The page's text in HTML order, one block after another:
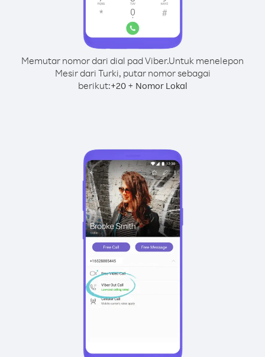
Memutar nomor dari dial pad Viber.Untuk menelepon
Mesir dari Turki, putar nomor sebagai
berikut:+20+ Nomor Lokal